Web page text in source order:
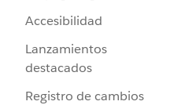
Accesibilidad
Lanzamientos
destacados
Registro de cambios